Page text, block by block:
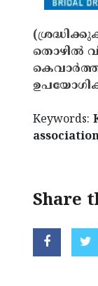
തൊഴിൽ
Keywords:
Share